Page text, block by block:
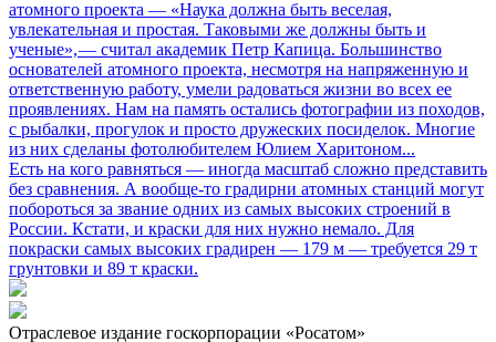
атомного проекта — «Наука должна быть веселая,
увлекательная и простая. Таковыми же должны быть и
ученые», — считал академик Петр Капица. Большинство
основателей атомного проекта, несмотря на напряженную и
ответственную работу, умели радоваться жизни во всех ее
проявлениях. Нам на память остались фотографии из походов,
с рыбалки, прогулок и просто дружеских посиделок. Многие
из них сделаны фотолюбителем Юлием Харитоном...
Есть на кого равняться — иногда масштаб сложно представить
без сравнения. А вообще-то градирни атомных станций могут
побороться за звание одних из самых высоких строений в
России. Кстати, и краски для них нужно немало. Для
покраски самых высоких градирен — 179 м — требуется 29 т
грунтовки и 89 т краски.
Отраслевое издание госкорпорации «Росатом»